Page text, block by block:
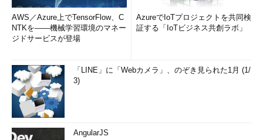
AWS／Azure上でTensorFlow、C
NTKを――機械学習環境のマネー
ジドサービスが登場
AzureでIoTプロジェクトを共同検
証する「IoTビジネス共創ラボ」
「LINE」に「Webカメラ」、のぞき見られた1月 (1/
3)
AngularJS